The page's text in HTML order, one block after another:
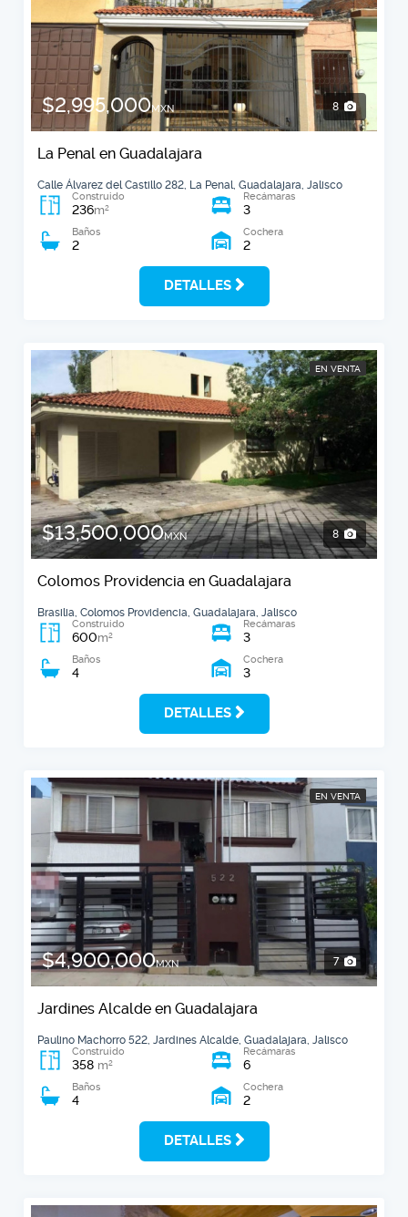
$2,995,000MXN 8
La Penal en Guadalajara
Calle Álvarez del Castillo 282, La Penal, Guadalajara, Jalisco
Construido
236m2
Recámaras
3
Baños
2
Cochera
2
DETALLES
EN VENTA
$13,500,000MXN 8
Colomos Providencia en Guadalajara
Brasilia, Colomos Providencia, Guadalajara, Jalisco
Construido
600m2
Recámaras
3
Baños
4
Cochera
3
DETALLES
EN VENTA
$4,900,000MXN 7
Jardines Alcalde en Guadalajara
Paulino Machorro 522, Jardines Alcalde, Guadalajara, Jalisco
Construido
358 m2
Recámaras
6
Baños
4
Cochera
2
DETALLES